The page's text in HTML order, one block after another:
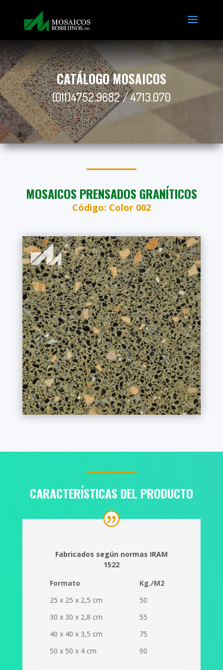
CATÁLOGO MOSAICOS
(011)4752.9682 / 4713.070
MOSAICOS PRENSADOS GRANÍTICOS
Código: Color 002
CARACTERÍSTICAS DEL PRODUCTO
Fabricados según normas IRAM
1522
Formato
Kg./M2
25 x 25 x 2,5 cm
50
30 x 30 x 2,8 cm
55
40 x 40 x 3,5 cm
75
50 x 50 x 4 cm
90